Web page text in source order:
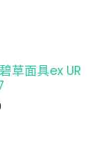
草面具ex UR